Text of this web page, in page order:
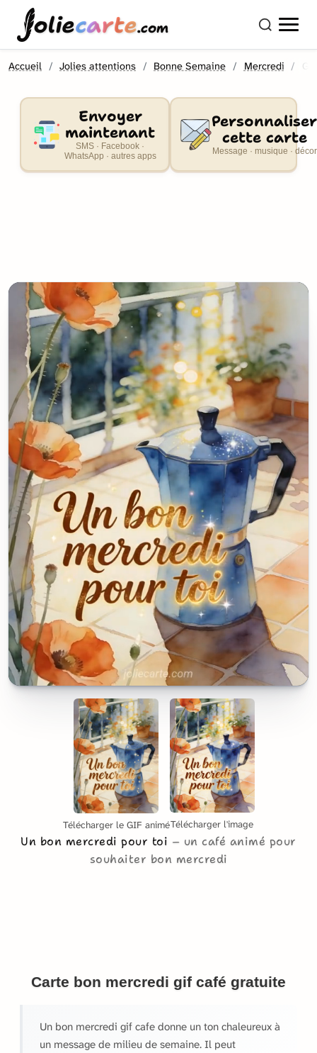
oliecarte.com
Accueil Jolies attentions Bonne Semaine Mercredi
Envoyer
maintenant
SMS · Facebook ·
WhatsApp · autres apps
Personnaliser
cette carte
Message · musique · décor
Télécharger le GIF animéTélécharger l'image
Un bon mercredi pour toi
un café animé pour
souhaiter bon mercredi
Carte bon mercredi gif café gratuite
Un bon mercredi gif cafe donne un ton chaleureux à
un message de milieu de semaine. Il peut